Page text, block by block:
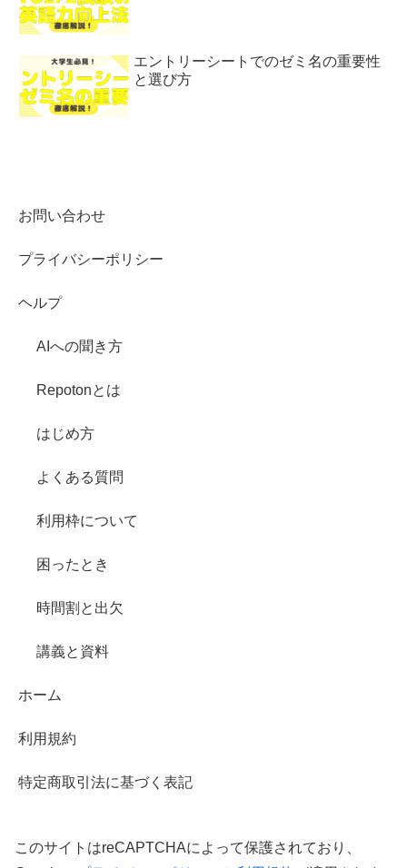
エントリーシートでのゼミ名の重要性
と選び方
お問い合わせ
プライバシーポリシー
ヘルプ
AIへの聞き方
Repotonとは
はじめ方
よくある質問
利用枠について
困ったとき
時間割と出欠
講義と資料
ホーム
利用規約
特定商取引法に基づく表記
このサイトはreCAPTCHAによって保護されており、